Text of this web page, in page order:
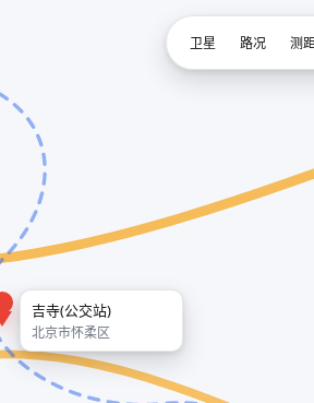
吉寺(公交站)
北京市怀柔区
卫星 路况 测